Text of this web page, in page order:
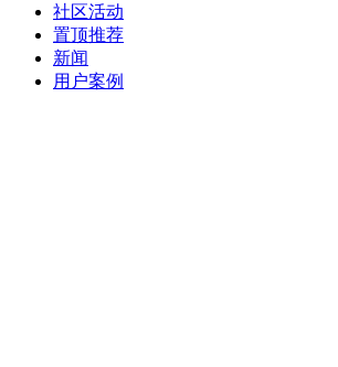
社区活动
置顶推荐
新闻
用户案例